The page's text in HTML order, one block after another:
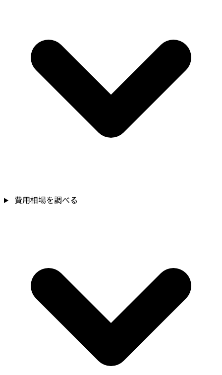
費用相場を調べる